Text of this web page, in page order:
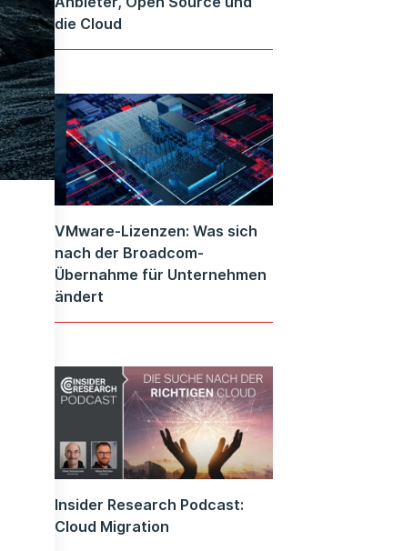
die Cloud
VMware-Lizenzen: Was sich
nach der Broadcom-
Übernahme für Unternehmen
ändert
Insider Research Podcast:
Cloud Migration